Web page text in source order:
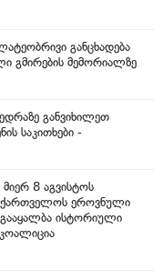
განცხადება
გმირების მემორიალზე
განვიხილეთ
საკითხები -
8 აგვისტოს
ეროვნული
გააყალბა ისტორიული